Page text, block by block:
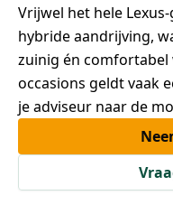
Vrijwel het hele
hybride aandrijving,
zuinig én
occasions geldt vaak
je adviseur naar de